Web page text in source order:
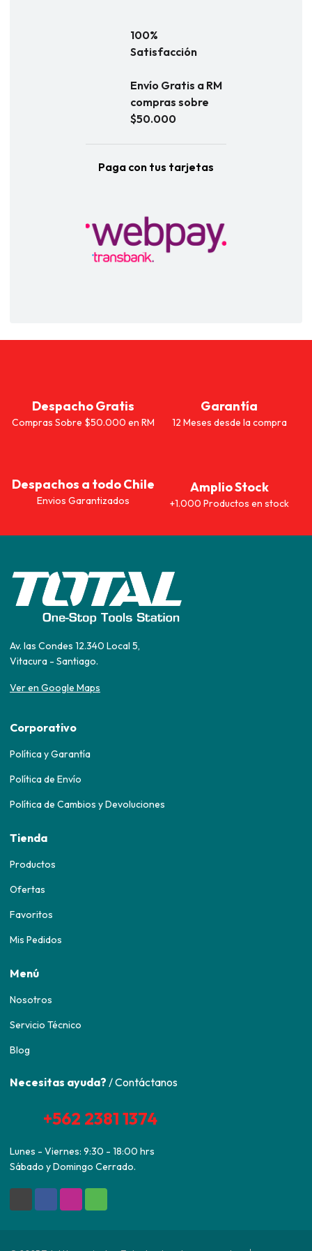
100%
Satisfacción
Envío Gratis a RM
compras sobre
$50.000
Paga con tus tarjetas
Despacho Gratis
Compras Sobre $50.000 en RM
Garantía
12 Meses desde la compra
Despachos a todo Chile
Envios Garantizados
Amplio Stock
+1.000 Productos en stock
Av. las Condes 12.340 Local 5,
Vitacura - Santiago.
Ver en Google Maps
Corporativo
Política y Garantía
Política de Envío
Política de Cambios y Devoluciones
Tienda
Productos
Ofertas
Favoritos
Mis Pedidos
Menú
Nosotros
Servicio Técnico
Blog
Necesitas ayuda? / Contáctanos
+562 2381 1374
Lunes - Viernes: 9:30 - 18:00 hrs
Sábado y Domingo Cerrado.